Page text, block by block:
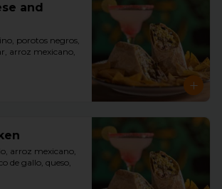
and
porotos negros,
arroz mexicano,
arroz mexicano,
de gallo, queso,